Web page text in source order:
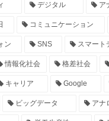
デジタル ア
コミュニケーション
ン SNS スマート
情報化社会 格差社会
キャリア Google
ビッグデータ アナ